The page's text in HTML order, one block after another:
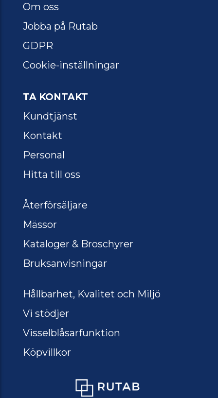
Om oss
Jobba på Rutab
GDPR
Cookie-inställningar
TA KONTAKT
Kundtjänst
Kontakt
Personal
Hitta till oss
Återförsäljare
Mässor
Kataloger & Broschyrer
Bruksanvisningar
Hållbarhet, Kvalitet och Miljö
Vi stödjer
Visselblåsarfunktion
Köpvillkor